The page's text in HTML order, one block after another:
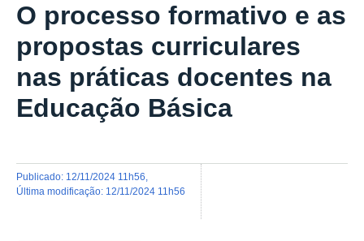
O processo formativo e as
propostas curriculares
nas práticas docentes na
Educação Básica
publicado: 12/11/2024 11h56
última modificação: 12/11/2024 11h56